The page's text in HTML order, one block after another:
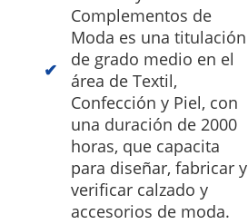
Complementos de
Moda es una titulación
de grado medio en el
área de Textil,
Confección y Piel, con
una duración de 2000
horas, que capacita
para diseñar, fabricar y
verificar calzado y
accesorios de moda.